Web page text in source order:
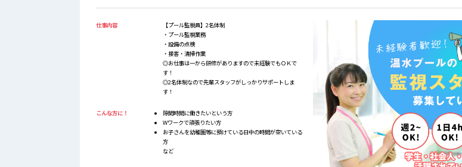
仕事内容
【プール監視員】2名体制
・プール監視業務
・設備の点検
・接客・清掃作業
◎お仕事は一から研修がありますので未経験でもＯＫで
す！
◎2名体制なので先輩スタッフがしっかりサポートしま
す！
こんな方に！
隙間時間に働きたいという方
Wワークで頑張りたい方
お子さんを幼稚園等に預けている日中の時間が空いている
方
など